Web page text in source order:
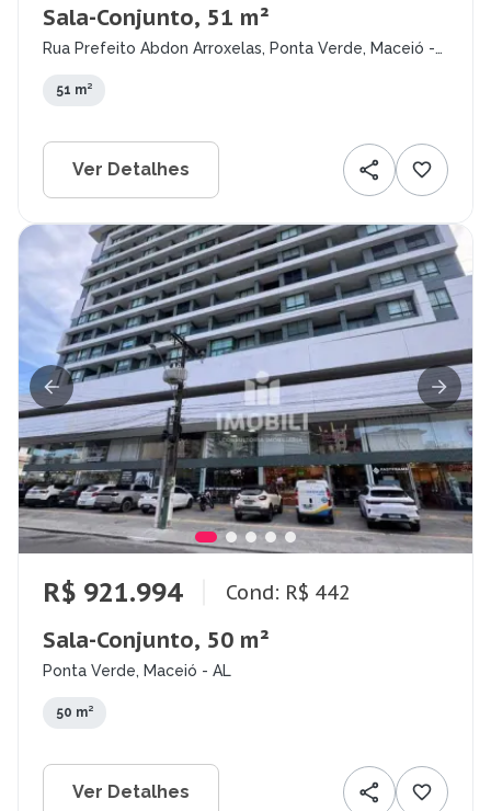
Sala-Conjunto, 51 m²
Rua Prefeito Abdon Arroxelas, Ponta Verde, Maceió -
51 m²
Ver Detalhes
R$ 921.994 Cond: R$ 442
Sala-Conjunto, 50 m²
Ponta Verde, Maceió - AL
50 m²
Ver Detalhes